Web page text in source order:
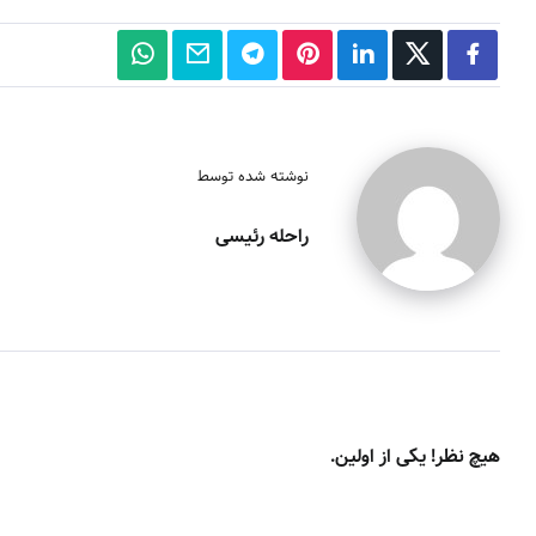
نوشته شده توسط
راحله رئیسی
هیچ نظر! یکی از اولین.